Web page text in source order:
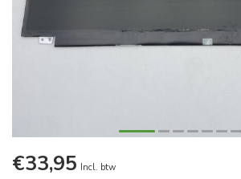
€33,95 Incl. btw